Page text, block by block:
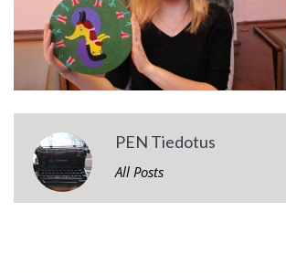
PEN Tiedotus
All Posts